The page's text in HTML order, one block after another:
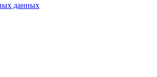
данных